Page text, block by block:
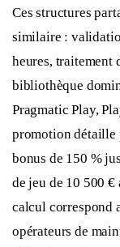
Ces structures
similaire :
heures, traitement
bibliothèque
Pragmatic Play,
promotion détaille
bonus de 150 %
de jeu de 10 500
calcul correspond
opérateurs de